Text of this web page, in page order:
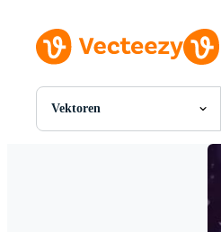
Vektoren
Alle Bilder